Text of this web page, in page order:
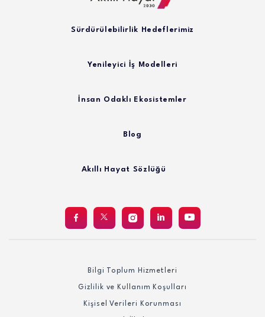
Sürdürülebilirlik Hedeflerimiz
Yenileyici İş Modelleri
İnsan Odaklı Ekosistemler
Blog
Akıllı Hayat Sözlüğü
Bilgi Toplum Hizmetleri
Gizlilik ve Kullanım Koşulları
Kişisel Verileri Korunması